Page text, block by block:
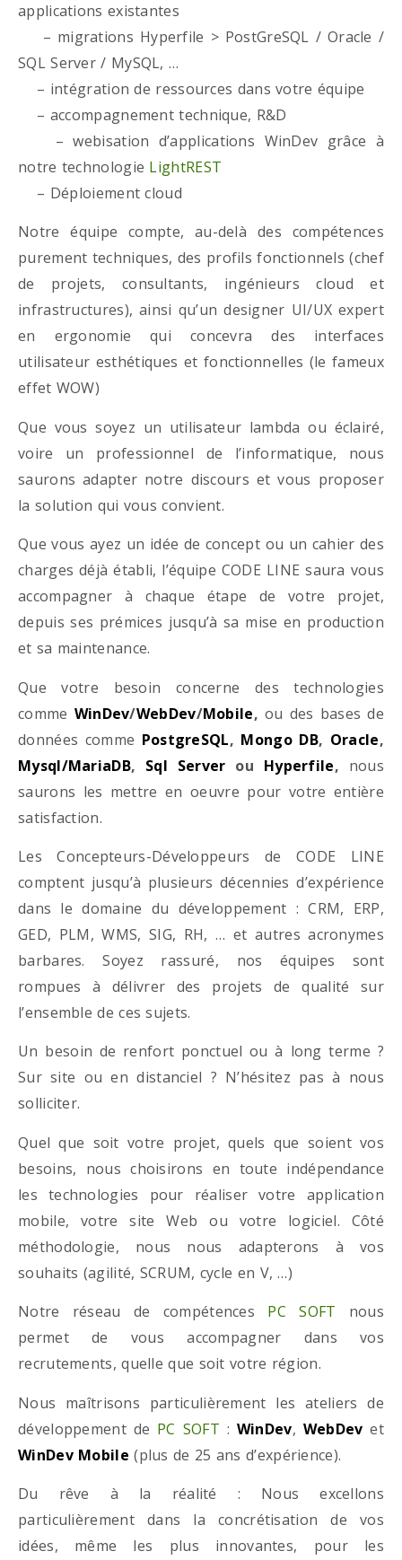
applications existantes
– migrations Hyperfile > PostGreSQL / Oracle /
SQL Server / MySQL, …
– intégration de ressources dans votre équipe
– accompagnement technique, R&D
– webisation d’applications WinDev grâce à
notre technologie LightREST
– Déploiement cloud
Notre équipe compte, au-delà des compétences
purement techniques, des profils fonctionnels (chef
de projets, consultants, ingénieurs cloud et
infrastructures), ainsi qu’un designer UI/UX expert
en ergonomie qui concevra des interfaces
utilisateur esthétiques et fonctionnelles (le fameux
effet WOW)
Que vous soyez un utilisateur lambda ou éclairé,
voire un professionnel de l’informatique, nous
saurons adapter notre discours et vous proposer
la solution qui vous convient.
Que vous ayez un idée de concept ou un cahier des
charges déjà établi, l’équipe CODE LINE saura vous
accompagner à chaque étape de votre projet,
depuis ses prémices jusqu’à sa mise en production
et sa maintenance.
Que votre besoin concerne des technologies
comme WinDev/WebDev/Mobile, ou des bases de
données comme PostgreSQL, Mongo DB, Oracle,
Mysql/MariaDB, Sql Server ou Hyperfile, nous
saurons les mettre en oeuvre pour votre entière
satisfaction.
Les Concepteurs-Développeurs de CODE LINE
comptent jusqu’à plusieurs décennies d’expérience
dans le domaine du développement : CRM, ERP,
GED, PLM, WMS, SIG, RH, … et autres acronymes
barbares. Soyez rassuré, nos équipes sont
rompues à délivrer des projets de qualité sur
l’ensemble de ces sujets.
Un besoin de renfort ponctuel ou à long terme ?
Sur site ou en distanciel ? N’hésitez pas à nous
solliciter.
Quel que soit votre projet, quels que soient vos
besoins, nous choisirons en toute indépendance
les technologies pour réaliser votre application
mobile, votre site Web ou votre logiciel. Côté
méthodologie, nous nous adapterons à vos
souhaits (agilité, SCRUM, cycle en V, …)
Notre réseau de compétences PC SOFT nous
permet de vous accompagner dans vos
recrutements, quelle que soit votre région.
Nous maîtrisons particulièrement les ateliers de
développement de PC SOFT : WinDev, WebDev et
WinDev Mobile (plus de 25 ans d’expérience).
Du rêve à la réalité : Nous excellons
particulièrement dans la concrétisation de vos
idées, même les plus innovantes, pour les